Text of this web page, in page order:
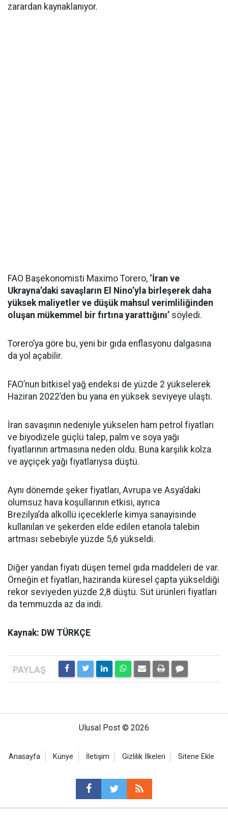
zarardan kaynaklanıyor.
FAO Başekonomisti Maximo Torero, ‘İran ve
Ukrayna’daki savaşların El Nino’yla birleşerek daha
yüksek maliyetler ve düşük mahsul verimliliğinden
oluşan mükemmel bir fırtına yarattığını’ söyledi.
Torero’ya göre bu, yeni bir gıda enflasyonu dalgasına
da yol açabilir.
FAO’nun bitkisel yağ endeksi de yüzde 2 yükselerek
Haziran 2022’den bu yana en yüksek seviyeye ulaştı.
İran savaşının nedeniyle yükselen ham petrol fiyatları
ve biyodizele güçlü talep, palm ve soya yağı
fiyatlarının artmasına neden oldu. Buna karşılık kolza
ve ayçiçek yağı fiyatlarıysa düştü.
Aynı dönemde şeker fiyatları, Avrupa ve Asya’daki
olumsuz hava koşullarının etkisi, ayrıca
Brezilya’da alkollü içeceklerle kimya sanayisinde
kullanılan ve şekerden elde edilen etanola talebin
artması sebebiyle yüzde 5,6 yükseldi.
Diğer yandan fiyatı düşen temel gıda maddeleri de var.
Örneğin et fiyatları, haziranda küresel çapta yükseldiği
rekor seviyeden yüzde 2,8 düştü. Süt ürünleri fiyatları
da temmuzda az da indi.
Kaynak: DW TÜRKÇE
Ulusal Post © 2026
Anasayfa Künye İletişim Gizlilik İlkeleri Sitene Ekle